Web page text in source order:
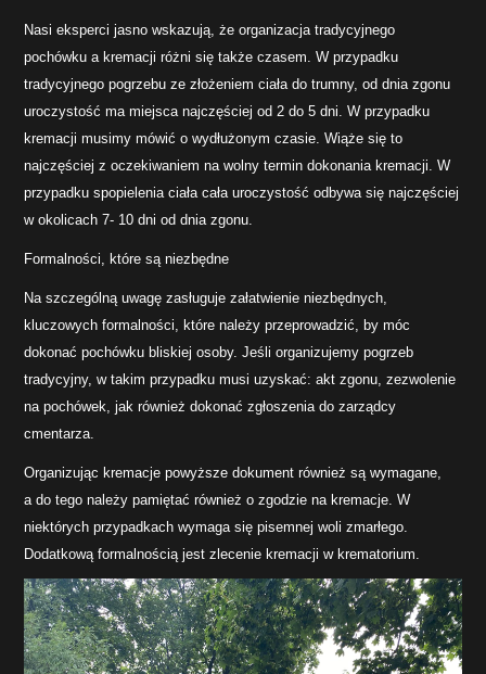
Nasi eksperci jasno wskazują, że organizacja tradycyjnego
pochówku a kremacji różni się także czasem. W przypadku
tradycyjnego pogrzebu ze złożeniem ciała do trumny, od dnia zgonu
uroczystość ma miejsca najczęściej od 2 do 5 dni. W przypadku
kremacji musimy mówić o wydłużonym czasie. Wiąże się to
najczęściej z oczekiwaniem na wolny termin dokonania kremacji. W
przypadku spopielenia ciała cała uroczystość odbywa się najczęściej
w okolicach 7- 10 dni od dnia zgonu.
Formalności, które są niezbędne
Na szczególną uwagę zasługuje załatwienie niezbędnych,
kluczowych formalności, które należy przeprowadzić, by móc
dokonać pochówku bliskiej osoby. Jeśli organizujemy pogrzeb
tradycyjny, w takim przypadku musi uzyskać: akt zgonu, zezwolenie
na pochówek, jak również dokonać zgłoszenia do zarządcy
cmentarza.
Organizując kremacje powyższe dokument również są wymagane,
a do tego należy pamiętać również o zgodzie na kremacje. W
niektórych przypadkach wymaga się pisemnej woli zmarłego.
Dodatkową formalnością jest zlecenie kremacji w krematorium.